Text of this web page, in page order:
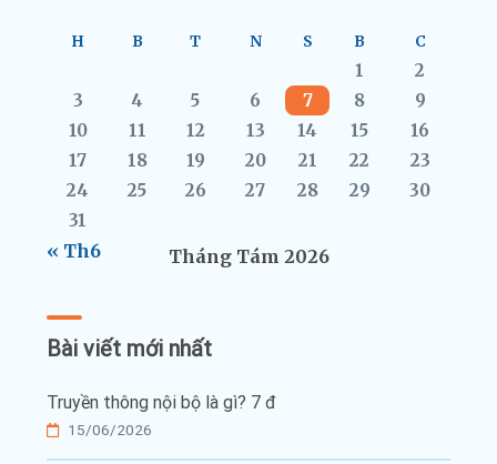
Tháng Tám 2026
H B T N S B C
1
2
3
4 5 6 7 8
9
10
11 12 13 14 15
16
17
18 19 20 21 22
23
24
25 26 27 28 29
30
31
« Th6
Bài viết mới nhất
Truyền thông nội bộ là gì? 7 đ
15/06/2026